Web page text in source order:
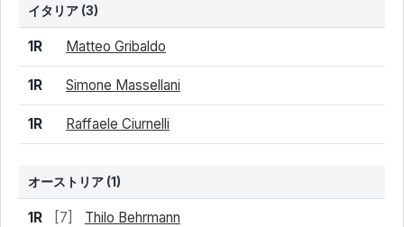
イタリア (3)
結果 シード 選手名
1R Matteo Gribaldo
1R Simone Massellani
1R Raffaele Ciurnelli
オーストリア (1)
結果 シード 選手名
1R [7] Thilo Behrmann